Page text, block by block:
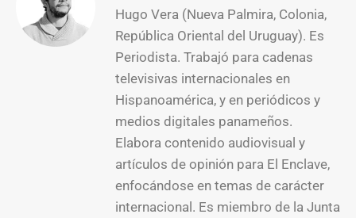
Hugo Vera (Nueva Palmira, Colonia,
República Oriental del Uruguay). Es
Periodista. Trabajó para cadenas
televisivas internacionales en
Hispanoamérica, y en periódicos y
medios digitales panameños.
Elabora contenido audiovisual y
artículos de opinión para El Enclave,
enfocándose en temas de carácter
internacional. Es miembro de la Junta